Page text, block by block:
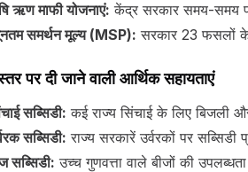
ऋण माफी योजनाएं: केंद्र सरकार समय-समय
समर्थन मूल्य (MSP): सरकार 23 फसलों के
पर दी जाने वाली आर्थिक सहायताएं
सब्सिडी: कई राज्य सिंचाई के लिए बिजली
सब्सिडी: राज्य सरकारें उर्वरकों पर
सब्सिडी: उच्च गुणवत्ता वाले बीजों की